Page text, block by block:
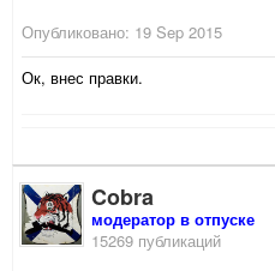
Опубликовано: 19 Sep 2015
Ок, внес правки.
Cobra
модератор в отпуске
15269 публикаций